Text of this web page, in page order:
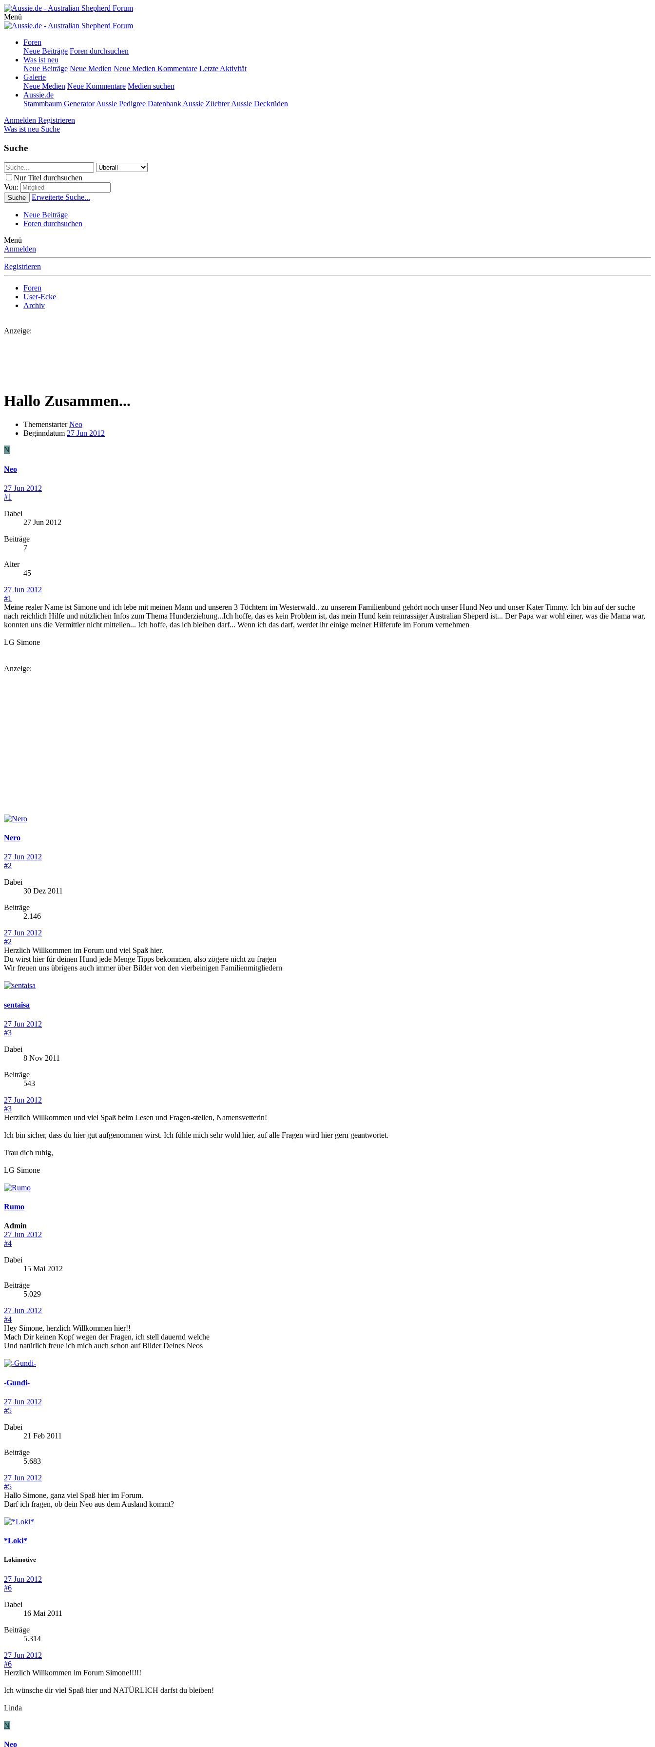
Menü
Foren
Neue Beiträge Foren durchsuchen
Was ist neu
Neue Beiträge Neue Medien Neue Medien Kommentare Letzte Aktivität
Galerie
Neue Medien Neue Kommentare Medien suchen
Aussie.de
Stammbaum Generator Aussie Pedigree Datenbank Aussie Züchter Aussie Deckrüden
Anmelden Registrieren
Was ist neu Suche
Suche
Nur Titel durchsuchen
Von:
Suche Erweiterte Suche...
Neue Beiträge
Foren durchsuchen
Menü
Anmelden
Registrieren
Foren
User-Ecke
Archiv
Anzeige:
Hallo Zusammen...
Themenstarter Neo
Beginndatum 27 Jun 2012
N
Neo
27 Jun 2012
#1
Dabei
27 Jun 2012
Beiträge
7
Alter
45
27 Jun 2012
#1
Meine realer Name ist Simone und ich lebe mit meinen Mann und unseren 3 Töchtern im Westerwald.. zu unserem Familienbund gehört noch unser Hund Neo und unser Kater Timmy. Ich bin auf der suche
nach reichlich Hilfe und nützlichen Infos zum Thema Hunderziehung...Ich hoffe, das es kein Problem ist, das mein Hund kein reinrassiger Australian Sheperd ist... Der Papa war wohl einer, was die Mama war,
konnten uns die Vermittler nicht mitteilen... Ich hoffe, das ich bleiben darf... Wenn ich das darf, werdet ihr einige meiner Hilferufe im Forum vernehmen
LG Simone
Anzeige:
Nero
27 Jun 2012
#2
Dabei
30 Dez 2011
Beiträge
2.146
27 Jun 2012
#2
Herzlich Willkommen im Forum und viel Spaß hier.
Du wirst hier für deinen Hund jede Menge Tipps bekommen, also zögere nicht zu fragen
Wir freuen uns übrigens auch immer über Bilder von den vierbeinigen Familienmitgliedern
sentaisa
27 Jun 2012
#3
Dabei
8 Nov 2011
Beiträge
543
27 Jun 2012
#3
Herzlich Willkommen und viel Spaß beim Lesen und Fragen-stellen, Namensvetterin!
Ich bin sicher, dass du hier gut aufgenommen wirst. Ich fühle mich sehr wohl hier, auf alle Fragen wird hier gern geantwortet.
Trau dich ruhig,
LG Simone
Rumo
Admin
27 Jun 2012
#4
Dabei
15 Mai 2012
Beiträge
5.029
27 Jun 2012
#4
Hey Simone, herzlich Willkommen hier!!
Mach Dir keinen Kopf wegen der Fragen, ich stell dauernd welche
Und natürlich freue ich mich auch schon auf Bilder Deines Neos
-Gundi-
27 Jun 2012
#5
Dabei
21 Feb 2011
Beiträge
5.683
27 Jun 2012
#5
Hallo Simone, ganz viel Spaß hier im Forum.
Darf ich fragen, ob dein Neo aus dem Ausland kommt?
*Loki*
Lokimotive
27 Jun 2012
#6
Dabei
16 Mai 2011
Beiträge
5.314
27 Jun 2012
#6
Herzlich Willkommen im Forum Simone!!!!!
Ich wünsche dir viel Spaß hier und NATÜRLICH darfst du bleiben!
Linda
N
Neo